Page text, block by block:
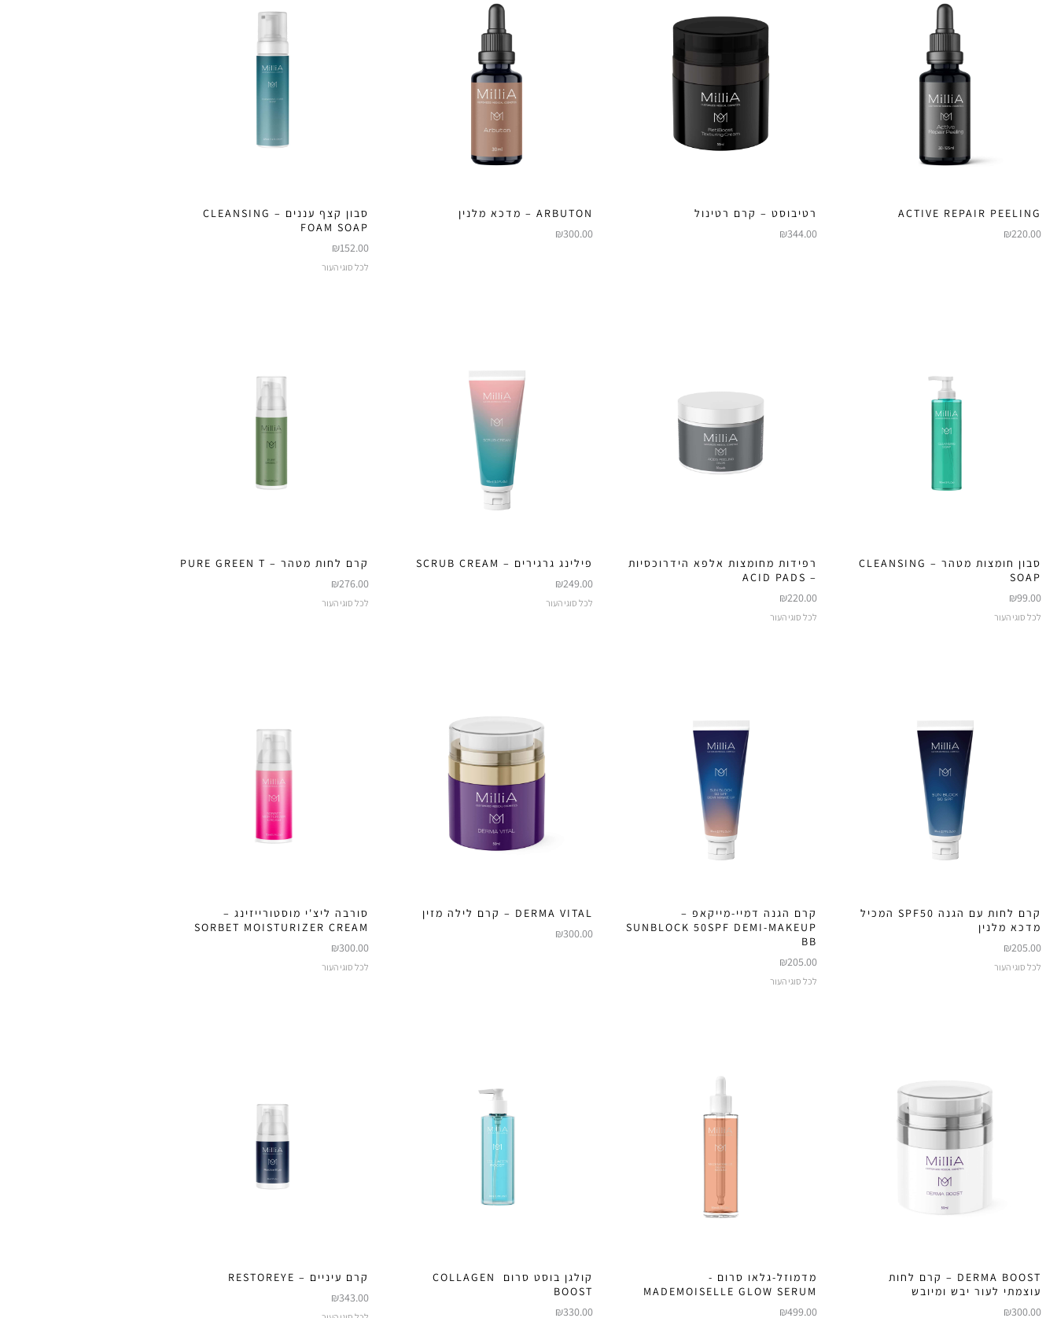
ACTIVE REPAIR PEELING
₪220.00
רטיבוסט – קרם רטינול
₪344.00
ARBUTON – מדכא מלנין
₪300.00
סבון קצף עננים – CLEANSING
FOAM SOAP
₪152.00
לכל סוגי העור
סבון חומצות מטהר – CLEANSING
SOAP
₪99.00
לכל סוגי העור
רפידות מחומצות אלפא הידרוכסיות
– ACID PADS
₪220.00
לכל סוגי העור
פילינג גרגירים – SCRUB CREAM
₪249.00
לכל סוגי העור
קרם לחות מטהר – PURE GREEN T
₪276.00
לכל סוגי העור
קרם לחות עם הגנה SPF50 המכיל
מדכא מלנין
₪205.00
לכל סוגי העור
קרם הגנה דמיי-מייקאפ –
SUNBLOCK 50SPF DEMI-MAKEUP
BB
₪205.00
לכל סוגי העור
DERMA VITAL – קרם לילה מזין
₪300.00
סורבה ליצ'י מוסטורייזינג –
SORBET MOISTURIZER CREAM
₪300.00
לכל סוגי העור
DERMA BOOST – קרם לחות
עוצמתי לעור יבש ומיובש
₪300.00
מדמוזל-גלאו סרום -
MADEMOISELLE GLOW SERUM
₪499.00
קולגן בוסט סרום ‏ COLLAGEN
BOOST
₪330.00
קרם עיניים – RESTOREYE
₪343.00